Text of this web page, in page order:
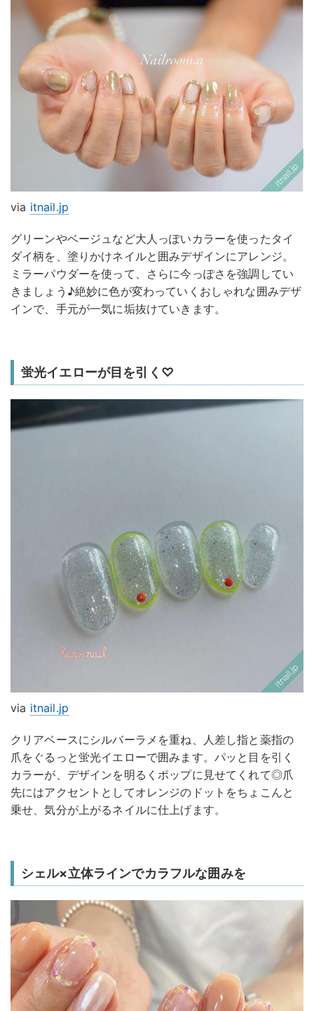
via itnail.jp
グリーンやベージュなど大人っぽいカラーを使ったタイ
ダイ柄を、塗りかけネイルと囲みデザインにアレンジ。
ミラーパウダーを使って、さらに今っぽさを強調してい
きましょう♪絶妙に色が変わっていくおしゃれな囲みデザ
インで、手元が一気に垢抜けていきます。
蛍光イエローが目を引く♡
via itnail.jp
クリアベースにシルバーラメを重ね、人差し指と薬指の
爪をぐるっと蛍光イエローで囲みます。パッと目を引く
カラーが、デザインを明るくポップに見せてくれて◎爪
先にはアクセントとしてオレンジのドットをちょこんと
乗せ、気分が上がるネイルに仕上げます。
シェル×立体ラインでカラフルな囲みを